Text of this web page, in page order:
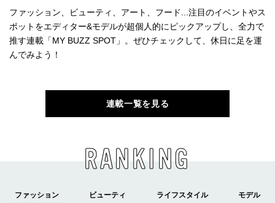
ファッション、ビューティ、アート、フード...注目のイベントやス
ポットをエディター&モデルが超個人的にピックアップし、全力で
推す連載「MY BUZZ SPOT」。ぜひチェックして、休日に足を運
んでみよう！
連載一覧を見る
RANKING